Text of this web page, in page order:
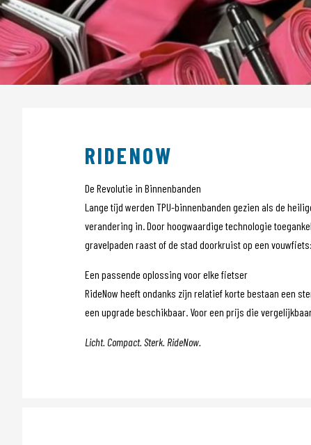
Sensors
Tassen
Tech Training
Tubeless
Voeding
Wielen
RIDENOW
De Revolutie in Binnenbanden
Lange tijd werden TPU-binnenbanden gezien als de
verandering in. Door hoogwaardige technologie
gravelpaden raast of de stad doorkruist op een
Een passende oplossing voor elke fietser
RideNow heeft ondanks zijn relatief korte bestaan een
een upgrade beschikbaar. Voor een prijs die
Licht. Compact. Sterk. RideNow.